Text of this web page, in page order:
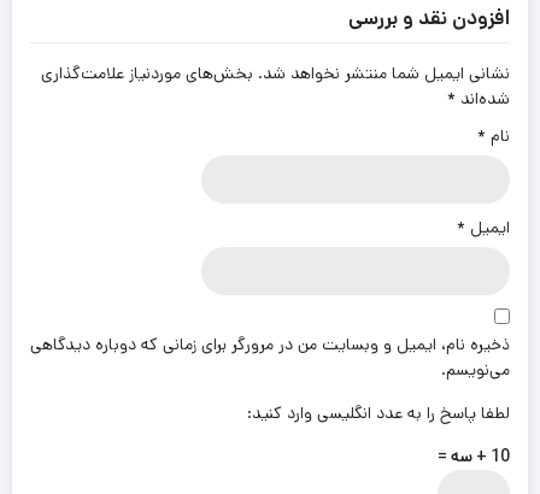
افزودن نقد و بررسی
نشانی ایمیل شما منتشر نخواهد شد. بخش‌های موردنیاز علامت‌گذاری
شده‌اند *
نام *
ایمیل *
ذخیره نام، ایمیل و وبسایت من در مرورگر برای زمانی که دوباره دیدگاهی
می‌نویسم.
لطفا پاسخ را به عدد انگلیسی وارد کنید:
10 + سه =